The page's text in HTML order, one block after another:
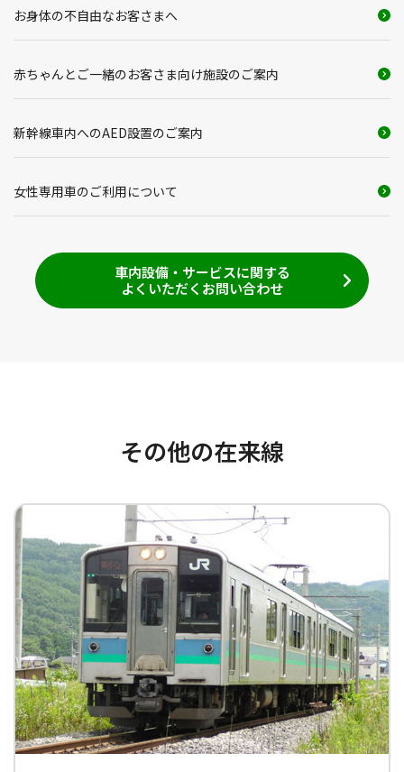
お身体の不自由なお客さまへ
赤ちゃんとご一緒のお客さま向け施設のご案内
新幹線車内へのAED設置のご案内
女性専用車のご利用について
車内設備・サービスに関する
よくいただくお問い合わせ
その他の在来線